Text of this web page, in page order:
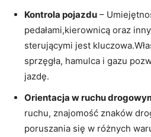
Kontrola pojazdu –
pedałami,kierownicą oraz
sterującymi jest
sprzęgła, hamulca i gazu
jazdę.
Orientacja w ruchu
ruchu, znajomość znaków
poruszania się w różnych​